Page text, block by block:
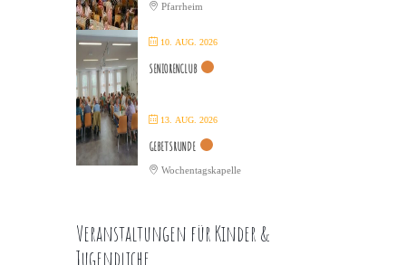
Pfarrheim
10. AUG. 2026
SENIORENCLUB
13. AUG. 2026
GEBETSRUNDE
Wochentagskapelle
Veranstaltungen für Kinder &
Jugendliche